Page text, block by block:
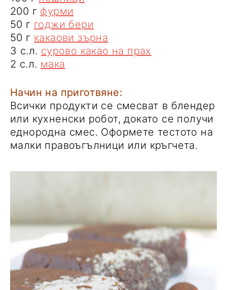
200 г фурми
50 г годжи бери
50 г какаови зърна
3 с.л. сурово какао на прах
2 с.л. мака
Начин на приготвяне:
Всички продукти се смесват в блендер
или кухненски робот, докато се получи
еднородна смес. Оформете тестото на
малки правоъгълници или кръгчета.